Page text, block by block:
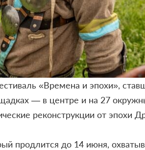
«Времена и эпохи»,
— в центре и на 27
реконструкции от эпохи
продлится до 14 июня,